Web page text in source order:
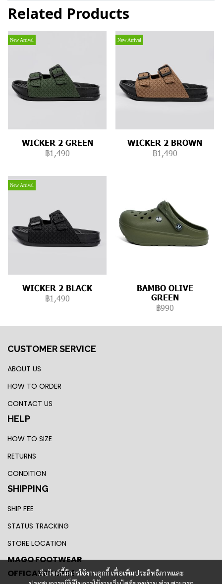
Related Products
New Arrival
WICKER 2 GREEN
฿1,490
New Arrival
WICKER 2 BROWN
฿1,490
New Arrival
WICKER 2 BLACK
฿1,490
BAMBO OLIVE
GREEN
฿990
เว็บไซต์นี้มีการใช้งานคุกกี้ เพื่อเพิ่มประสิทธิภาพและ
CUSTOMER SERVICE
ABOUT US
HOW TO ORDER
CONTACT US
HELP
HOW TO SIZE
RETURNS
CONDITION
SHIPPING
SHIP FEE
STATUS TRACKING
STORE LOCATION
MAGO FOOTWEAR
OFFICAL STORE !